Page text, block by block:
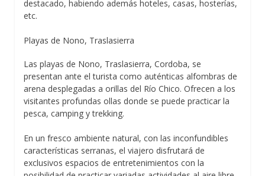
destacado, habiendo además hoteles, casas, hosterías,
etc.
Playas de Nono, Traslasierra
Las playas de Nono, Traslasierra, Cordoba, se
presentan ante el turista como auténticas alfombras de
arena desplegadas a orillas del Río Chico. Ofrecen a los
visitantes profundas ollas donde se puede practicar la
pesca, camping y trekking.
En un fresco ambiente natural, con las inconfundibles
características serranas, el viajero disfrutará de
exclusivos espacios de entretenimientos con la